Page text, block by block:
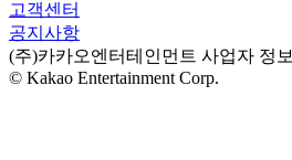
고객센터
공지사항
(주)카카오엔터테인먼트 사업자 정보
© Kakao Entertainment Corp.